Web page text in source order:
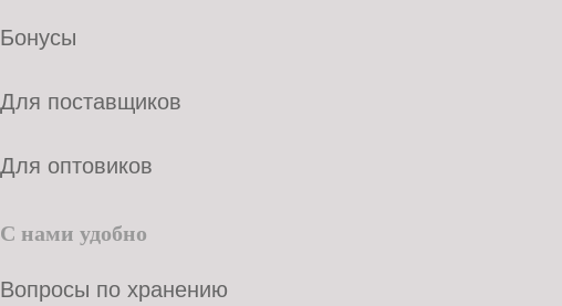
Бонусы
Для поставщиков
Для оптовиков
С нами удобно
Вопросы по хранению